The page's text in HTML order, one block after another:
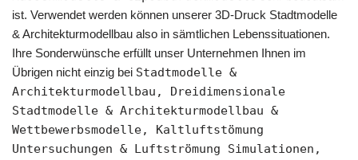
ist. Verwendet werden können unserer 3D-Druck Stadtmodelle
& Architekturmodellbau also in sämtlichen Lebenssituationen.
Ihre Sonderwünsche erfüllt unser Unternehmen Ihnen im
Übrigen nicht einzig bei Stadtmodelle &
Architekturmodellbau, Dreidimensionale
Stadtmodelle & Architekturmodellbau &
Wettbewerbsmodelle, Kaltluftstömung
Untersuchungen & Luftströmung Simulationen,